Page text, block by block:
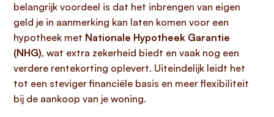
belangrijk voordeel is dat het inbrengen van eigen
geld je in aanmerking kan laten komen voor een
hypotheek met Nationale Hypotheek Garantie
(NHG), wat extra zekerheid biedt en vaak nog een
verdere rentekorting oplevert. Uiteindelijk leidt het
tot een steviger financiële basis en meer flexibiliteit
bij de aankoop van je woning.